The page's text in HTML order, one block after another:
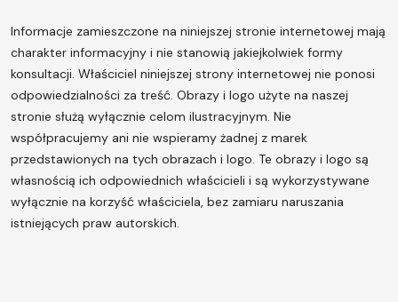
Informacje zamieszczone na niniejszej stronie internetowej mają
charakter informacyjny i nie stanowią jakiejkolwiek formy
konsultacji. Właściciel niniejszej strony internetowej nie ponosi
odpowiedzialności za treść. Obrazy i logo użyte na naszej
stronie służą wyłącznie celom ilustracyjnym. Nie
współpracujemy ani nie wspieramy żadnej z marek
przedstawionych na tych obrazach i logo. Te obrazy i logo są
własnością ich odpowiednich właścicieli i są wykorzystywane
wyłącznie na korzyść właściciela, bez zamiaru naruszania
istniejących praw autorskich.